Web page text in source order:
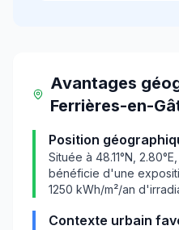
Avantages
Ferrières-en-
Position
Située à 48.11°N, 2.80°E,
bénéficie d'une
1250 kWh/m²/an
Contexte urbain